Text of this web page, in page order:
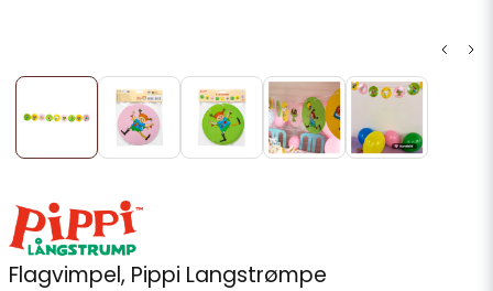
Flagvimpel, Pippi Langstrømpe